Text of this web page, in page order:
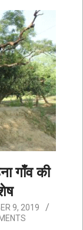
गाँव की
9, 2019